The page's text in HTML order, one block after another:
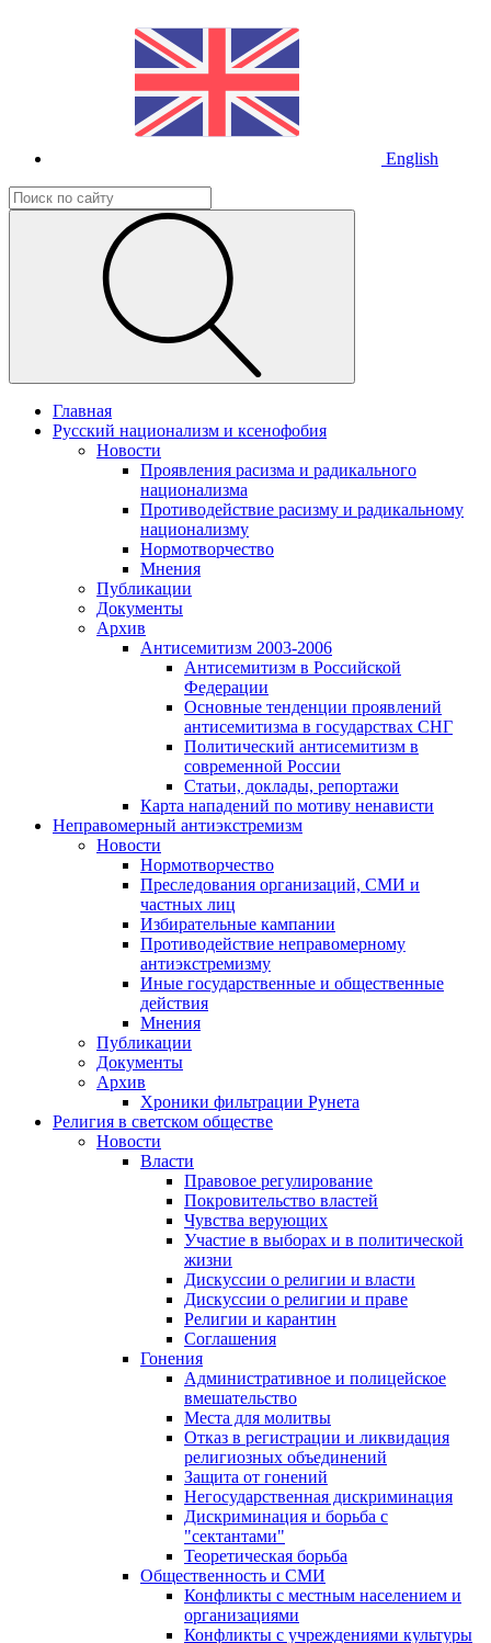
English
Главная
Русский национализм и ксенофобия
Новости
Проявления расизма и радикального
национализма
Противодействие расизму и радикальному
национализму
Нормотворчество
Мнения
Публикации
Документы
Архив
Антисемитизм 2003-2006
Антисемитизм в Российской
Федерации
Основные тенденции проявлений
антисемитизма в государствах СНГ
Политический антисемитизм в
современной России
Статьи, доклады, репортажи
Карта нападений по мотиву ненависти
Неправомерный антиэкстремизм
Новости
Нормотворчество
Преследования организаций, СМИ и
частных лиц
Избирательные кампании
Противодействие неправомерному
антиэкстремизму
Иные государственные и общественные
действия
Мнения
Публикации
Документы
Архив
Хроники фильтрации Рунета
Религия в светском обществе
Новости
Власти
Правовое регулирование
Покровительство властей
Чувства верующих
Участие в выборах и в политической
жизни
Дискуссии о религии и власти
Дискуссии о религии и праве
Религии и карантин
Соглашения
Гонения
Административное и полицейское
вмешательство
Места для молитвы
Отказ в регистрации и ликвидация
религиозных объединений
Защита от гонений
Негосударственная дискриминация
Дискриминация и борьба с
"сектантами"
Теоретическая борьба
Общественность и СМИ
Конфликты с местным населением и
организациями
Конфликты с учреждениями культуры